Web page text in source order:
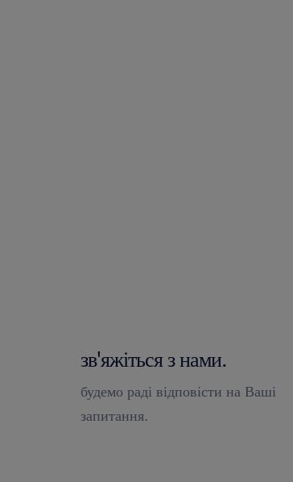
зв'яжіться з нами.
будемо раді відповісти на Ваші
запитання.